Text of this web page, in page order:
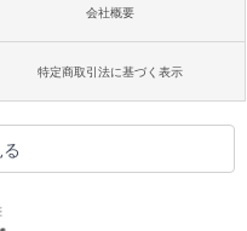
会社概要
特定商取引法に基づく表示